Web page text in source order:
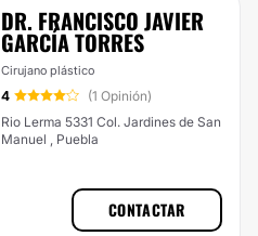
DR. FRANCISCO JAVIER
GARCÍA TORRES
Cirujano plástico
4
(1 Opinión)
Rio Lerma 5331 Col. Jardines de San
Manuel , Puebla
CONTACTAR